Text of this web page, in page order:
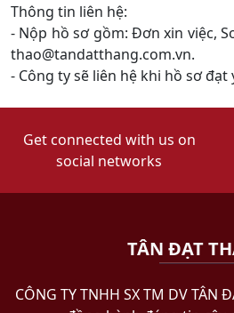
Thông tin liên hệ:
- Nộp hồ sơ gồm: Đơn xin việc,
thao@tandatthang.com.vn.
- Công ty sẽ liên hệ khi hồ sơ đạt
Get connected with us on
social networks
TÂN ĐẠT
CÔNG TY TNHH SX TM DV TÂN